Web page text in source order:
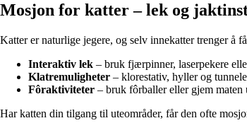
Mosjon for katter – lek og
Katter er naturlige jegere, og selv innekatter trenger å
Interaktiv lek – bruk fjærpinner, laserpekere
Klatremuligheter – klorestativ, hyller og
Fôraktiviteter – bruk fôrballer eller gjem maten
Har katten din tilgang til uteområder, får den ofte